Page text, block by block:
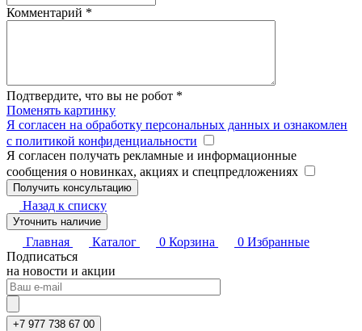
Комментарий *
Подтвердите, что вы не робот *
Поменять картинку
Я согласен на обработку персональных данных и ознакомлен
с политикой конфиденциальности
Я согласен получать рекламные и информационные
сообщения о новинках, акциях и спецпредложениях
Назад к списку
Уточнить наличие
Главная Каталог 0 Корзина 0 Избранные
Подписаться
на новости и акции
+7 977 738 67 00